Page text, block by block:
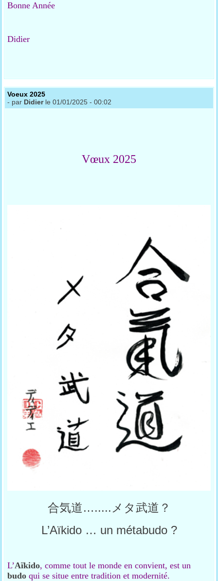
Bonne Année
Didier
Voeux 2025
- par Didierle 01/01/2025 - 00:02
Vœux 2025
合気道….....メタ武道？
L’Aïkido … un métabudo ?
L’Aïkido, comme tout le monde en convient, est un
budo qui se situe entre tradition et modernité.